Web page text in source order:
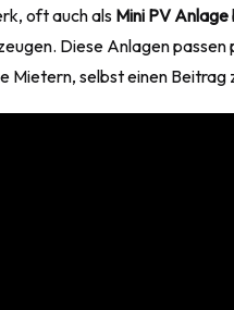
oft auch als Mini PV Anlage
Diese Anlagen
Mietern, selbst einen Beitrag